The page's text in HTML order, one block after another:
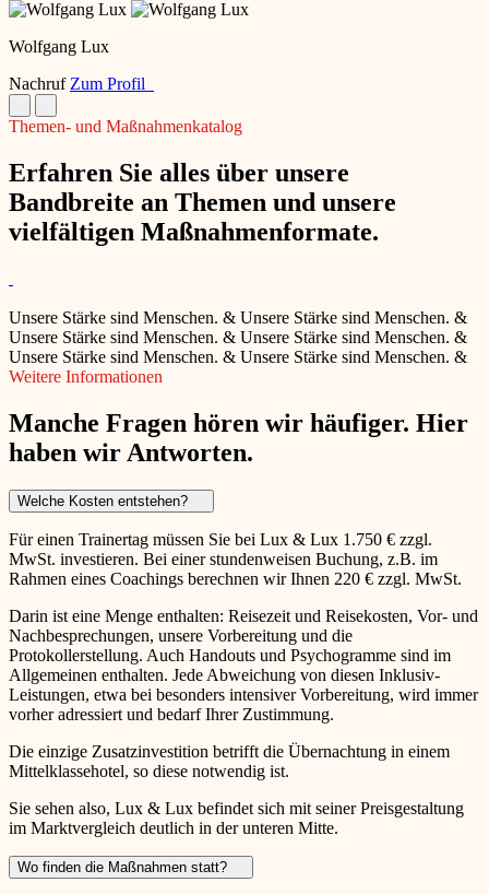
Wolfgang Lux
Nachruf Zum Profil
Themen- und Maßnahmenkatalog
Erfahren Sie alles über unsere
Bandbreite an Themen und unsere
vielfältigen Maßnahmenformate.
Unsere Stärke sind Menschen. & Unsere Stärke sind Menschen. &
Unsere Stärke sind Menschen. & Unsere Stärke sind Menschen. &
Unsere Stärke sind Menschen. & Unsere Stärke sind Menschen. &
Weitere Informationen
Manche Fragen hören wir häufiger. Hier
haben wir Antworten.
Welche Kosten entstehen?
Für einen Trainertag müssen Sie bei Lux & Lux 1.750 € zzgl.
MwSt. investieren. Bei einer stundenweisen Buchung, z.B. im
Rahmen eines Coachings berechnen wir Ihnen 220 € zzgl. MwSt.
Darin ist eine Menge enthalten: Reisezeit und Reisekosten, Vor- und
Nachbesprechungen, unsere Vorbereitung und die
Protokollerstellung. Auch Handouts und Psychogramme sind im
Allgemeinen enthalten. Jede Abweichung von diesen Inklusiv-
Leistungen, etwa bei besonders intensiver Vorbereitung, wird immer
vorher adressiert und bedarf Ihrer Zustimmung.
Die einzige Zusatzinvestition betrifft die Übernachtung in einem
Mittelklassehotel, so diese notwendig ist.
Sie sehen also, Lux & Lux befindet sich mit seiner Preisgestaltung
im Marktvergleich deutlich in der unteren Mitte.
Wo finden die Maßnahmen statt?